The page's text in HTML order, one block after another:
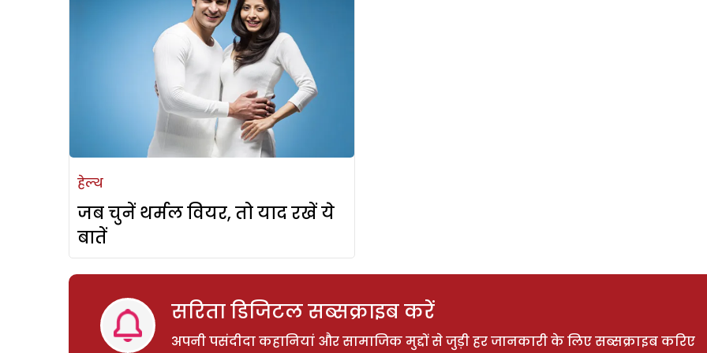
हेल्थ
जब चुनें थर्मल वियर, तो याद रखें ये
बातें
सरिता डिजिटल सब्सक्राइब करें
अपनी पसंदीदा कहानियां और सामाजिक मुद्दों से जुड़ी हर जानकारी के लिए सब्सक्राइब करिए